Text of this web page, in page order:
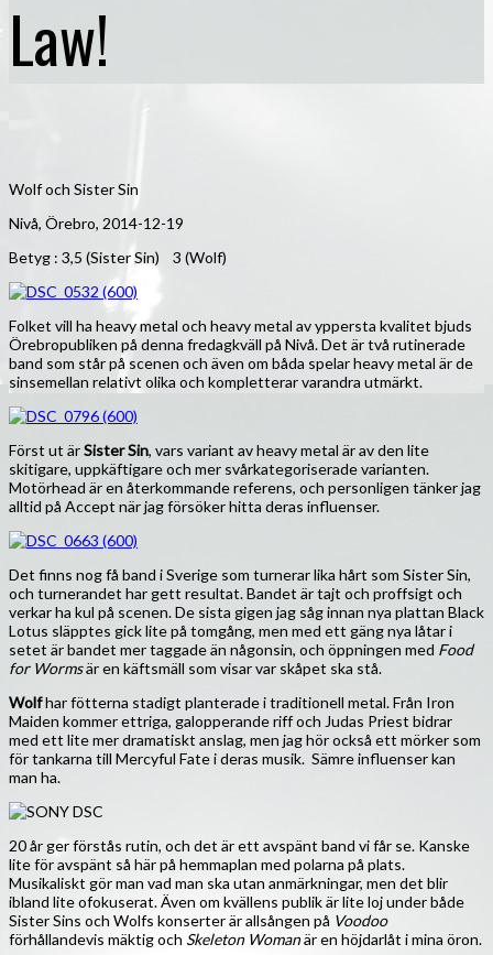
Law!
Wolf och Sister Sin
Nivå, Örebro, 2014-12-19
Betyg : 3,5 (Sister Sin) 3 (Wolf)
Folket vill ha heavy metal och heavy metal av yppersta kvalitet bjuds
Örebropubliken på denna fredagkväll på Nivå. Det är två rutinerade
band som står på scenen och även om båda spelar heavy metal är de
sinsemellan relativt olika och kompletterar varandra utmärkt.
Först ut ärSister Sin, vars variant av heavy metal är av den lite
skitigare, uppkäftigare och mer svårkategoriserade varianten.
Motörhead är en återkommande referens, och personligen tänker jag
alltid på Accept när jag försöker hitta deras influenser.
Det finns nog få band i Sverige som turnerar lika hårt som Sister Sin,
och turnerandet har gett resultat. Bandet är tajt och proffsigt och
verkar ha kul på scenen. De sista gigen jag såg innan nya plattan Black
Lotus släpptes gick lite på tomgång, men med ett gäng nya låtar i
setet är bandet mer taggade än någonsin, och öppningen med Food
for Wormsär en käftsmäll som visar var skåpet ska stå.
Wolfhar fötterna stadigt planterade i traditionell metal. Från Iron
Maiden kommer ettriga, galopperande riff och Judas Priest bidrar
med ett lite mer dramatiskt anslag, men jag hör också ett mörker som
för tankarna till Mercyful Fate i deras musik. Sämre influenser kan
man ha.
20 år ger förstås rutin, och det är ett avspänt band vi får se. Kanske
lite för avspänt så här på hemmaplan med polarna på plats.
Musikaliskt gör man vad man ska utan anmärkningar, men det blir
ibland lite ofokuserat. Även om kvällens publik är lite loj under både
Sister Sins och Wolfs konserter är allsången på Voodoo
förhållandevis mäktig och Skeleton Womanär en höjdarlåt i mina öron.